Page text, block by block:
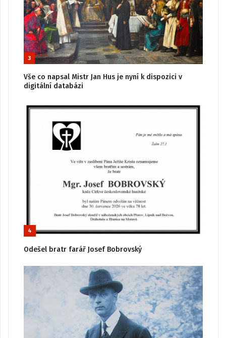
3
Vše co napsal Mistr Jan Hus je nyní k dispozici v
digitální databázi
4
Odešel bratr farář Josef Bobrovský